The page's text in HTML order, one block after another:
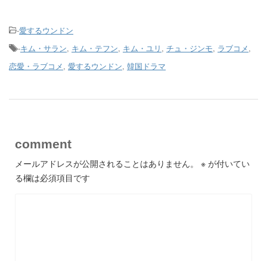
-愛するウンドン
-キム・サラン, キム・テフン, キム・ユリ , チュ・ジンモ, ラブコメ,
恋愛・ラブコメ, 愛するウンドン, 韓国ドラマ
comment
メールアドレスが公開されることはありません。 ※ が付いてい
る欄は必須項目です